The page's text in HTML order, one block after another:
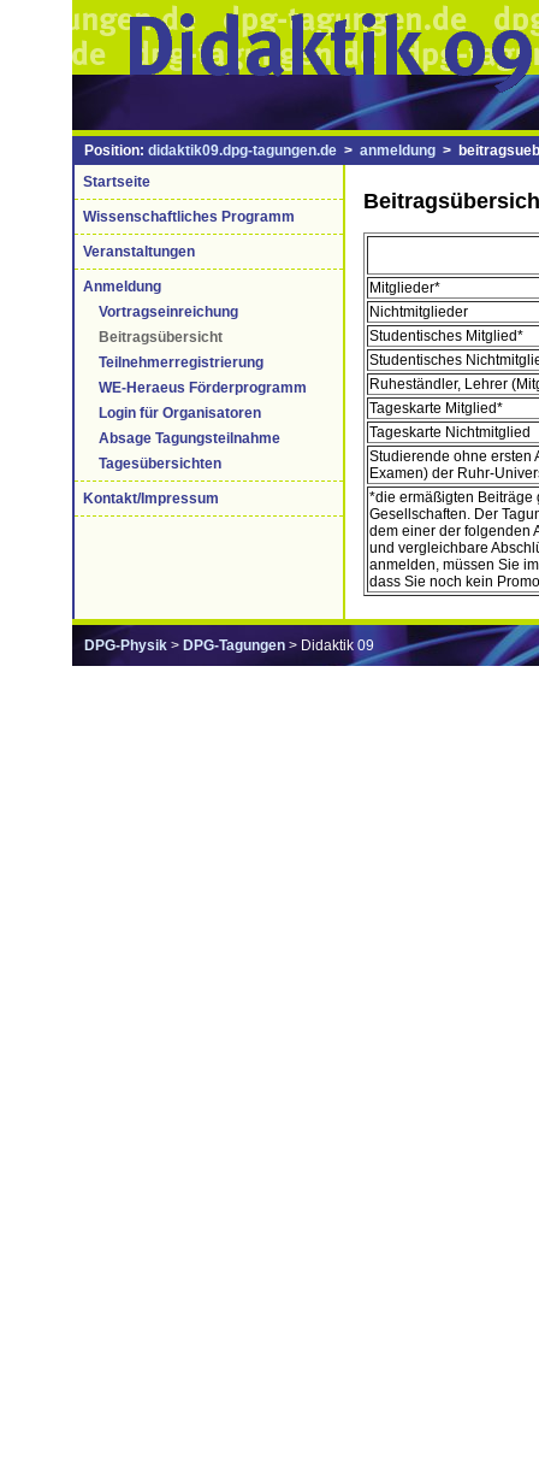
Position: didaktik09.dpg-tagungen.de > anmeldung >
Startseite
Wissenschaftliches Programm
Veranstaltungen
Anmeldung
Vortragseinreichung
Beitragsübersicht
Teilnehmerregistrierung
WE-Heraeus Förderprogramm
Login für Organisatoren
Absage Tagungsteilnahme
Tagesübersichten
Kontakt/Impressum
Mitglieder*
Nichtmitglieder
Studentisches Mitglied*
Studentisches
Ruheständler, Lehrer
Tageskarte Mitglied*
Tageskarte Nichtmitglied
Studierende ohne ersten
Examen) der Ruhr-
*die ermäßigten Beiträge
Gesellschaften. Der
dem einer der folgenden
und vergleichbare
anmelden, müssen Sie
dass Sie noch kein
DPG-Physik > DPG-Tagungen > Didaktik 09